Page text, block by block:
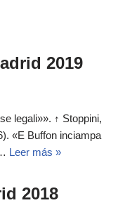
2019
legali»». ↑ Stoppini,
«E Buffon inciampa
Leer más »
2018